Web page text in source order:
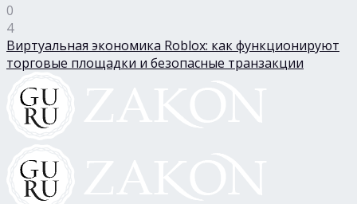
0
4
Виртуальная экономика Roblox: как функционируют
торговые площадки и безопасные транзакции